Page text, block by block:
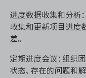
进度数据收集和分析
收集和更新项目进度
差。
定期进度会议：组织
状态、存在的问题和